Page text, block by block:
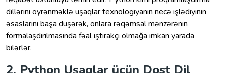
dillərini öyrənməklə uşaqlar texnologiyanın necə işlədiyinin
əsaslarını başa düşərək, onlara rəqəmsal mənzərənin
formalaşdırılmasında fəal iştirakçı olmağa imkan yarada
bilərlər.